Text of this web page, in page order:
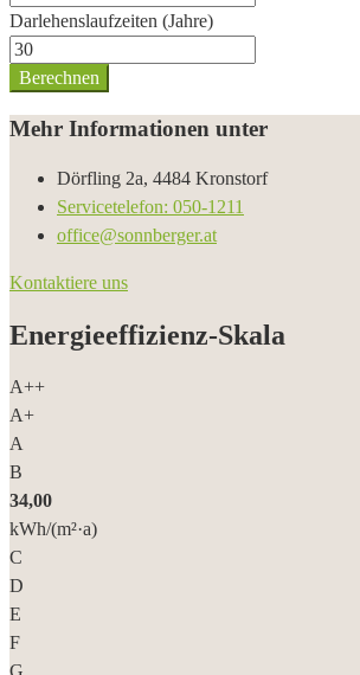
Darlehenslaufzeiten (Jahre)
Berechnen
Mehr Informationen unter
Dörfling 2a, 4484 Kronstorf
Servicetelefon: 050-1211
office@sonnberger.at
Kontaktiere uns
Energieeffizienz-Skala
A++
A+
A
B
34,00
kWh/(m²·a)
C
D
E
F